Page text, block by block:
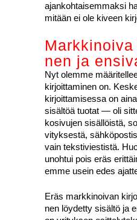
ajan­koh­tai­sem­mak­si
mitään ei ole kiveen
nen ja
Nyt olem­me
kir­joit­ta­mi­nen on.
kir­joit­ta­mi­ses­sa on
sisäl­töä tuo­tat — oli
ko­si­vu­jen sisäl­löis­tä,
vi­tyk­ses­tä,
vain teks­ti­vies­tis­tä.
unoh­tui pois eräs
emme usein edes
Eräs mark­ki­noi­van
nen löy­det­ty sisäl­tö ja